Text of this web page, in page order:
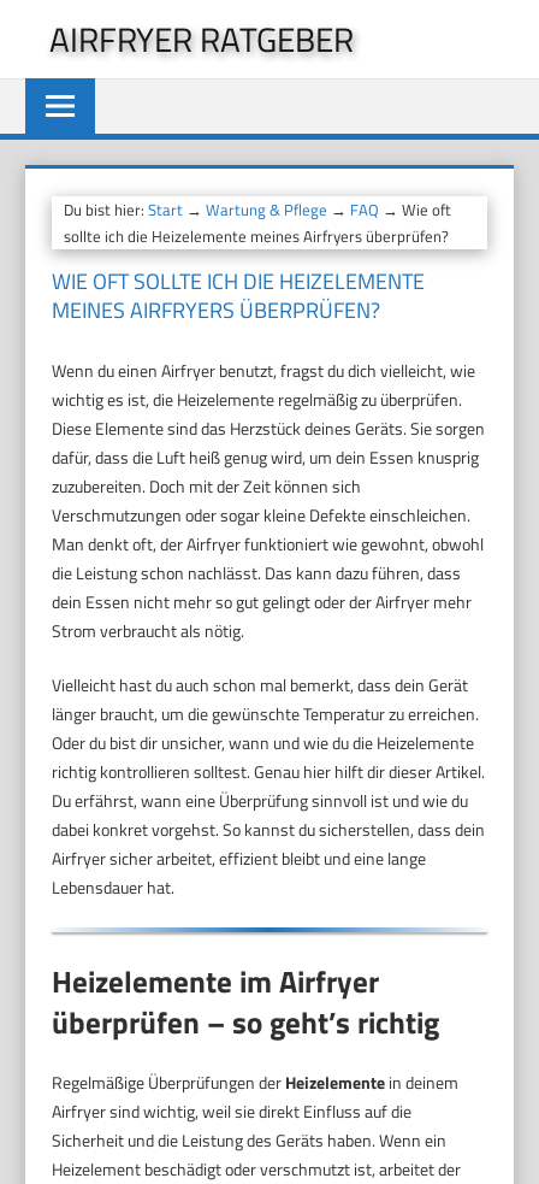
springen
AIRFRYER RATGEBER
Du bist hier:Start →Wartung & Pflege → FAQ → Wie oft
sollte ich die Heizelemente meines Airfryers überprüfen?
WIE OFT SOLLTE ICH DIE HEIZELEMENTE
MEINES AIRFRYERS ÜBERPRÜFEN?
Wenn du einen Airfryer benutzt, fragst du dich vielleicht, wie
wichtig es ist, die Heizelemente regelmäßig zu überprüfen.
Diese Elemente sind das Herzstück deines Geräts. Sie sorgen
dafür, dass die Luft heiß genug wird, um dein Essen knusprig
zuzubereiten. Doch mit der Zeit können sich
Verschmutzungen oder sogar kleine Defekte einschleichen.
Man denkt oft, der Airfryer funktioniert wie gewohnt, obwohl
die Leistung schon nachlässt. Das kann dazu führen, dass
dein Essen nicht mehr so gut gelingt oder der Airfryer mehr
Strom verbraucht als nötig.
Vielleicht hast du auch schon mal bemerkt, dass dein Gerät
länger braucht, um die gewünschte Temperatur zu erreichen.
Oder du bist dir unsicher, wann und wie du die Heizelemente
richtig kontrollieren solltest. Genau hier hilft dir dieser Artikel.
Du erfährst, wann eine Überprüfung sinnvoll ist und wie du
dabei konkret vorgehst. So kannst du sicherstellen, dass dein
Airfryer sicher arbeitet, effizient bleibt und eine lange
Lebensdauer hat.
Heizelemente im Airfryer
überprüfen – so geht’s richtig
Regelmäßige Überprüfungen derHeizelementein deinem
Airfryer sind wichtig, weil sie direkt Einfluss auf die
Sicherheit und die Leistung des Geräts haben. Wenn ein
Heizelement beschädigt oder verschmutzt ist, arbeitet der